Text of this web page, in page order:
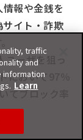
報や金銭を
イト・詐欺
ーザを狙っ
において97％
てブロック率
traffic
and
information
Learn